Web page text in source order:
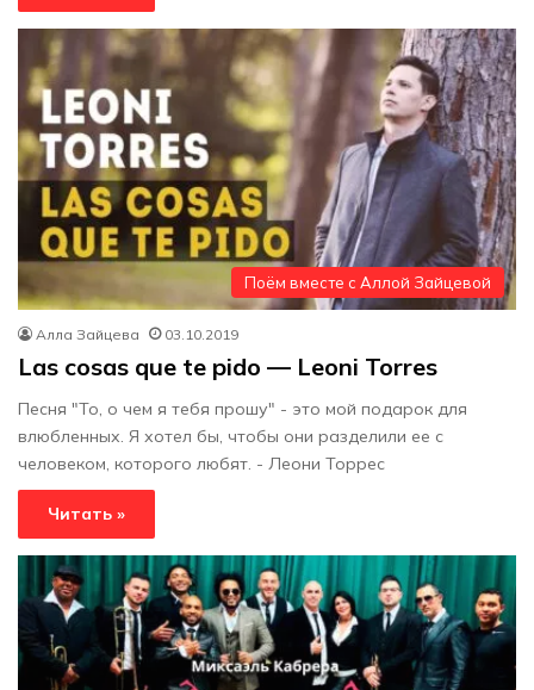
Поём вместе с Аллой Зайцевой
Алла Зайцева 03.10.2019
Las cosas que te pido — Leoni Torres
Песня "То, о чем я тебя прошу" - это мой подарок для
влюбленных. Я хотел бы, чтобы они разделили ее с
человеком, которого любят. - Леони Торрес
Читать »